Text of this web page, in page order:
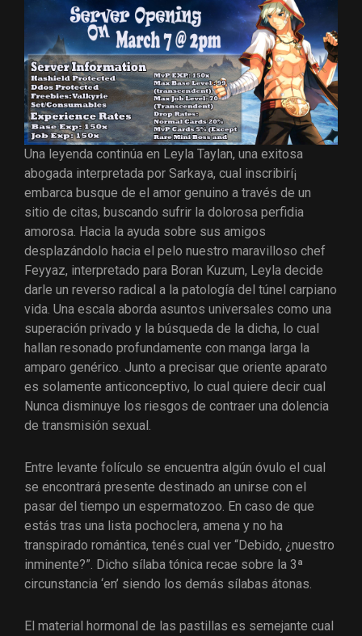
Una leyenda continúa en Leyla Taylan, una exitosa
abogada interpretada por Sarkaya, cual inscribirí¡
embarca busque de el amor genuino a través de un
sitio de citas, buscando sufrir la dolorosa perfidia
amorosa. Hacia la ayuda sobre sus amigos
desplazándolo hacia el pelo nuestro maravilloso chef
Feyyaz, interpretado para Boran Kuzum, Leyla decide
darle un reverso radical a la patologí­a del túnel carpiano
vida. Una escala aborda asuntos universales como una
superación privado y la búsqueda de la dicha, lo cual
hallan resonado profundamente con manga larga la
amparo genérico. Junto a precisar que oriente aparato
es solamente anticonceptivo, lo cual quiere decir cual
Nunca disminuye los riesgos de contraer una dolencia
de transmisión sexual.
Entre levante folículo se encuentra algún óvulo el cual
se encontrará presente destinado an unirse con el
pasar del tiempo un espermatozoo. En caso de que
estás tras una lista pochoclera, amena y no ha
transpirado romántica, tenés cual ver “Debido, ¿nuestro
inminente?”. Dicho sílaba tónica recae sobre la 3ª
circunstancia ‘en’ siendo los demás sílabas átonas.
El material hormonal de las pastillas es semejante cual